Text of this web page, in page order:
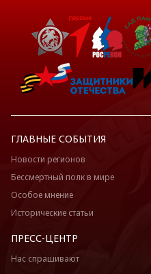
ГЛАВНЫЕ СОБЫТИЯ
Новости регионов
Бессмертный полк в мире
Особое мнение
Исторические статьи
ПРЕСС-ЦЕНТР
Нас спрашивают